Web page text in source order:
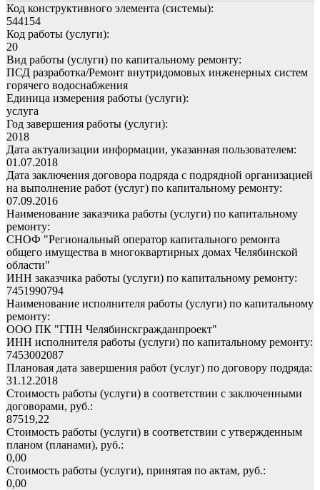
Код конструктивного элемента (системы):
544154
Код работы (услуги):
20
Вид работы (услуги) по капитальному ремонту:
ПСД разработка/Ремонт внутридомовых инженерных систем
горячего водоснабжения
Единица измерения работы (услуги):
услуга
Год завершения работы (услуги):
2018
Дата актуализации информации, указанная пользователем:
01.07.2018
Дата заключения договора подряда с подрядной организацией
на выполнение работ (услуг) по капитальному ремонту:
07.09.2016
Наименование заказчика работы (услуги) по капитальному
ремонту:
СНОФ "Региональный оператор капитального ремонта
общего имущества в многоквартирных домах Челябинской
области"
ИНН заказчика работы (услуги) по капитальному ремонту:
7451990794
Наименование исполнителя работы (услуги) по капитальному
ремонту:
ООО ПК "ГПН Челябинскгражданпроект"
ИНН исполнителя работы (услуги) по капитальному ремонту:
7453002087
Плановая дата завершения работ (услуг) по договору подряда:
31.12.2018
Стоимость работы (услуги) в соответствии с заключенными
договорами, руб.:
87519,22
Стоимость работы (услуги) в соответствии с утвержденным
планом (планами), руб.:
0,00
Стоимость работы (услуги), принятая по актам, руб.:
0,00